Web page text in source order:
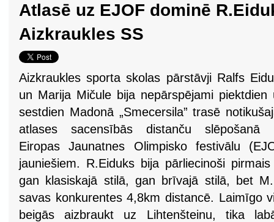
Atlasē uz EJOF dominē
Aizkraukles SS
Aizkraukles sporta skolas pārstāvji Ralfs
un Marija Mičule bija nepārspējami piektdien
sestdien Madonā „Smecersila” trasē
atlases sacensībās distanču slēpošanā
Eiropas Jaunatnes Olimpisko festivālu
jauniešiem. R.Eiduks bija pārliecinoši
gan klasiskajā stilā, gan brīvajā stilā, bet
savas konkurentes 4,8km distancē. Laimīgo
beigās aizbraukt uz Lihtenšteinu, tika